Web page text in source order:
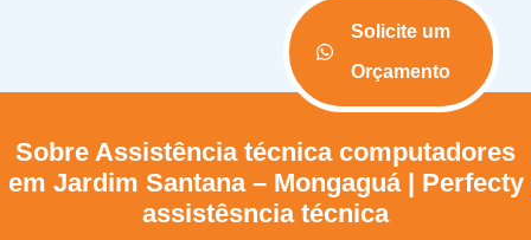
Solicite um
Orçamento
Sobre Assistência técnica computadores
em Jardim Santana – Mongaguá | Perfecty
assistêsncia técnica